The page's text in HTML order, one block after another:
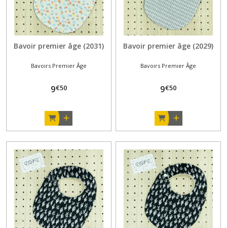
Bavoir premier âge (2031)
Bavoirs Premier Âge
9€50
Bavoir premier âge (2029)
Bavoirs Premier Âge
9€50